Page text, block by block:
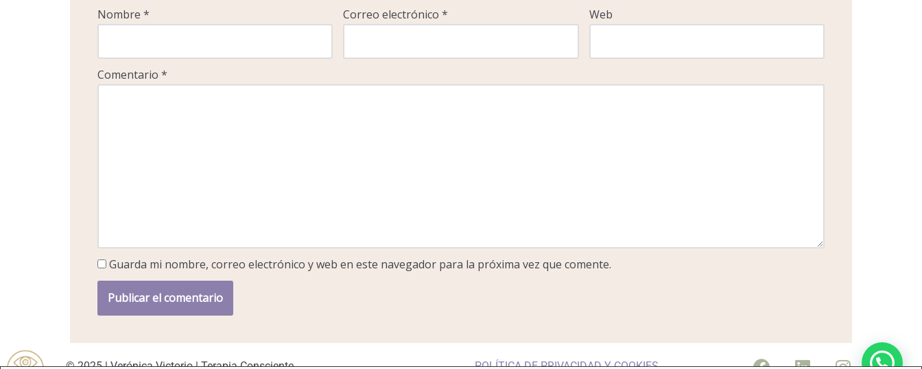
Nombre * Correo electrónico* Web
Comentario *
Guarda mi nombre, correo electrónico y web en este navegador para la próxima vez que comente.
© 2025 | Verónica Victorio | Terapia Consciente POLÍTICA DE PRIVACIDAD Y COOKIES